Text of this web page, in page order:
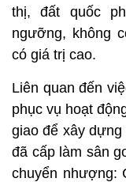
thị, đất quốc
ngưỡng, không
có giá trị cao.
Liên quan đến
phục vụ hoạt
giao để xây
đã cấp làm sân
chuyển nhượng: